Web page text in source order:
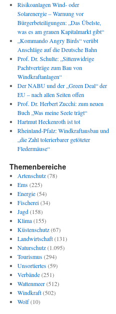
Risikoanlagen Wind- oder
Solarenergie – Warnung vor
Bürgerbeteiligungen: „Das Übelste,
was es am grauen Kapitalmarkt gibt“
„Kommando Angry Birds“ verübt
Anschläge auf die Deutsche Bahn
Prof. Dr. Schulte: „Sittenwidrige
Pachtverträge zum Bau von
Windkraftanlagen“
Der NABU und der „Green Deal“ der
EU – nach allen Seiten offen
Prof. Dr. Herbert Zucchi: zum neuen
Buch „Was meine Seele trägt“
Hartmut Heckenroth ist tot
Rheinland-Pfalz: Windkraftausbau und
„die Zahl tolerierbarer getöteter
Fledermäuse“
Themenbereiche
Artenschutz(78)
Ems(225)
Energie(54)
Fischerei(34)
Jagd(158)
Klima(155)
Küstenschutz(67)
Landwirtschaft(131)
Naturschutz(1.095)
Tourismus(294)
Unsortiertes(59)
Verbände(251)
Wattenmeer(512)
Windkraft(502)
Wolf(10)